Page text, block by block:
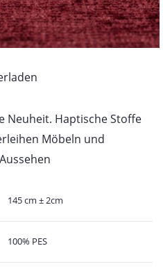
Neuheit. Haptische Stoffe
Möbeln und
145 cm ± 2cm
100% PES